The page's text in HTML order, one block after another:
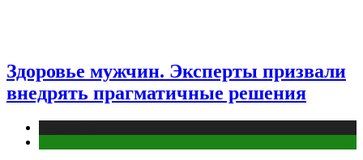
Здоровье мужчин. Эксперты призвали
внедрять прагматичные решения